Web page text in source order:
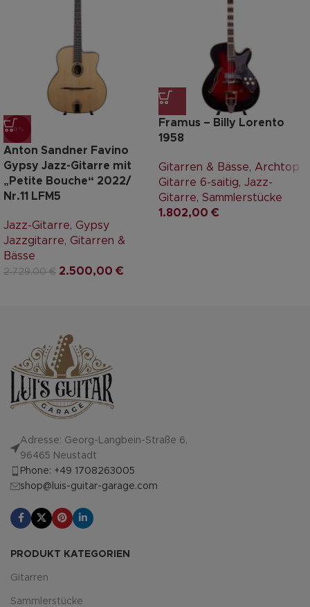
-8%
Anton Sandner Favino
Gypsy Jazz-Gitarre mit
„Petite Bouche“ 2022/
Nr.11 LFM5
Jazz-Gitarre, Gypsy
Jazzgitarre, Gitarren &
Bässe
2.729,00€ 2.500,00 €
Framus – Billy Lorento
1958
Gitarren & Bässe, Archtop
Gitarre 6-saitig, Jazz-
Gitarre, Sammlerstücke
1.802,00 €
Adresse: Georg-Langbein-Straße 6,
96465 Neustadt
Phone: +49 1708263005
shop@luis-guitar-garage.com
PRODUKT KATEGORIEN
Gitarren
Sammlerstücke